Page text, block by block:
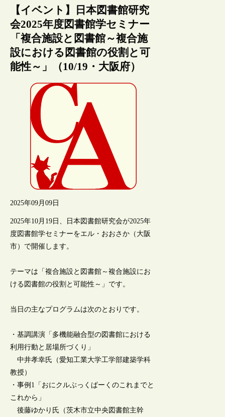
【イベント】日本図書館研究
会2025年度図書館学セミナー
「複合施設と図書館～複合施
設における図書館の役割と可
能性～」（10/19・大阪府）
2025年09月09日
2025年10月19日、日本図書館研究会が2025年
度図書館学セミナーをエル・おおさか（大阪
市）で開催します。
テーマは「複合施設と図書館～複合施設にお
ける図書館の役割と可能性～」です。
当日の主なプログラムは次のとおりです。
・基調講演「多機能融合型の図書館における
利用行動と居場所づくり」
中井孝幸氏（愛知工業大学工学部建築学科
教授）
・事例1「おにクルぶっくぱーくのこれまでと
これから」
後藤ゆかり氏（茨木市立中央図書館主幹